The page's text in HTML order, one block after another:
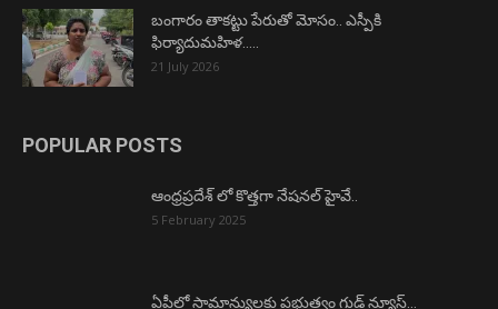
బంగారం తాకట్టు పేరుతో మోసం.. ఎస్పీకి
ఫిర్యాదుమహిళ…..
21 July 2026
POPULAR POSTS
ఆంధ్రప్రదేశ్ లో కొత్తగా నేషనల్ హైవే..
5 February 2025
ఏపీలో సామాన్యులకు ప్రభుత్వం గుడ్ న్యూస్…